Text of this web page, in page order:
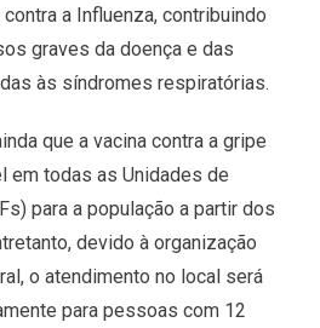
a Influenza, contribuindo
graves da doença e das
às síndromes respiratórias.
que a vacina contra a gripe
em todas as Unidades de
para a população a partir dos
devido à organização
o atendimento no local será
para pessoas com 12